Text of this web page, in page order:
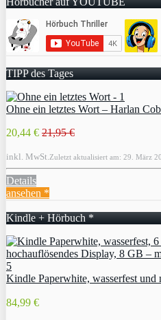
TIPP des Tages
Ohne ein letztes Wort – Harlan
20,44 € 21,95 €
inkl. MwSt. Zuletzt aktualisiert am: 29. März
Details
ansehen *
Kindle + Hörbuch *
Kindle Paperwhite, wasserfest und
84,99 €